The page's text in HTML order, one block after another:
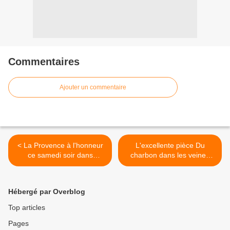
Commentaires
Ajouter un commentaire
< La Provence à l'honneur
ce samedi soir dans
Échappées belles, sur
L'excellente pièce Du
charbon dans les veines
diffusée ce soir sur France
Hébergé par Overblog
Top articles
Pages